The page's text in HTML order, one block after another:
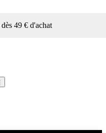
dès 49 € d'achat